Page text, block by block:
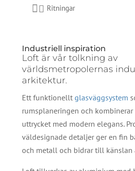
Ritningar
Industriell inspiration
Loft är vår tolkning av
världsmetropolernas
arkitektur.
Ett funktionellt glasväggsystem
rumsplaneringen och
uttrycket med modern elegans.
väldesignade detaljer ger en fin
och metall och bidrar till känslan